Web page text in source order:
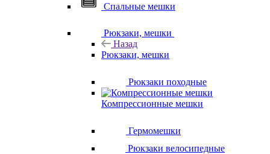
Спальные мешки
Рюкзаки, мешки
Назад
Рюкзаки, мешки
Рюкзаки походные
Компрессионные мешки
Гермомешки
Рюкзаки велосипедные